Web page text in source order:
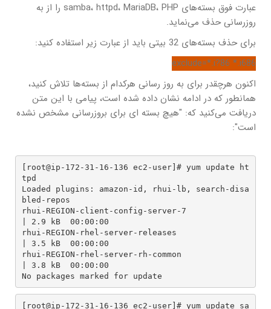
عبارت فوق بسته‌های samba، httpd، MariaDB، PHP را از به
روزرسانی حذف می‌نماید.
برای حذف بسته‌های 32 بیتی باید از عبارت زیر استفاده کنید:
exclude=*.i?86 *.i686
اکنون هرچقدر برای به روز رسانی هرکدام از بسته‌ها تلاش کنید،
همانطور که در ادامه نشان داده شده است، پیامی با این متن
دریافت می‌کنید که: "هیچ بسته ای برای بروزرسانی مشخص نشده
است":
[root@ip-172-31-16-136 ec2-user]# yum update ht
tpd
Loaded plugins: amazon-id, rhui-lb, search-disa
bled-repos
rhui-REGION-client-config-server-7
| 2.9 kB  00:00:00
rhui-REGION-rhel-server-releases
| 3.5 kB  00:00:00
rhui-REGION-rhel-server-rh-common
| 3.8 kB  00:00:00
No packages marked for update
[root@ip-172-31-16-136 ec2-user]# yum update sa